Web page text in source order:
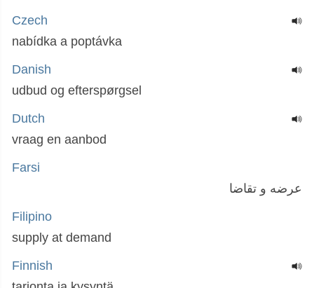
Czech
nabídka a poptávka
Danish
udbud og efterspørgsel
Dutch
vraag en aanbod
Farsi
عرضه و تقاضا
Filipino
supply at demand
Finnish